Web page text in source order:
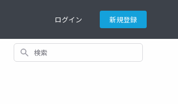
ログイン 新規登録
検索